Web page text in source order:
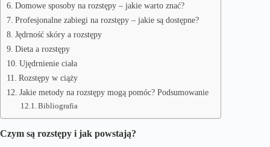
Domowe sposoby na rozstępy – jakie warto znać?
Profesjonalne zabiegi na rozstępy – jakie są dostępne?
Jędrność skóry a rozstępy
Dieta a rozstępy
Ujędrnienie ciała
Rozstępy w ciąży
Jakie metody na rozstępy mogą pomóc? Podsumowanie
Bibliografia
Czym są rozstępy i jak powstają?